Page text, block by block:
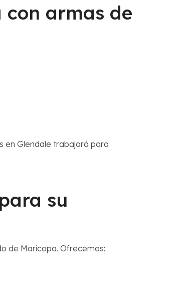
con armas de
en Glendale trabajará para
su
de Maricopa. Ofrecemos: